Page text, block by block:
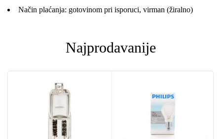
Način plaćanja: gotovinom pri isporuci, virman (žiralno)
Najprodavanije